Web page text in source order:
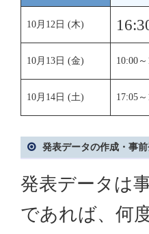
10月12日 (木)
10月13日 (金) 10:00
10月14日 (土) 17:05
発表データの作成・事
発表データは
であれば、何